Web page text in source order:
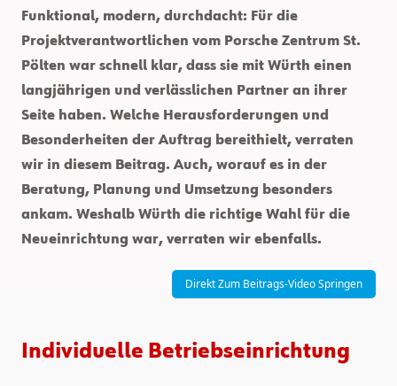
Funktional, modern, durchdacht: Für die
Projektverantwortlichen vom Porsche Zentrum St.
Pölten war schnell klar, dass sie mit Würth einen
langjährigen und verlässlichen Partner an ihrer
Seite haben. Welche Herausforderungen und
Besonderheiten der Auftrag bereithielt, verraten
wir in diesem Beitrag. Auch, worauf es in der
Beratung, Planung und Umsetzung besonders
ankam. Weshalb Würth die richtige Wahl für die
Neueinrichtung war, verraten wir ebenfalls.
Direkt Zum Beitrags-Video Springen
Individuelle Betriebseinrichtung